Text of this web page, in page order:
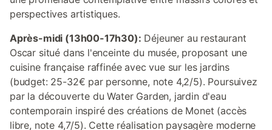
perspectives artistiques.
Après-midi (13h00-17h30): Déjeuner au restaurant
Oscar situé dans l'enceinte du musée, proposant une
cuisine française raffinée avec vue sur les jardins
(budget: 25-32€ par personne, note 4,2/5). Poursuivez
par la découverte du Water Garden, jardin d'eau
contemporain inspiré des créations de Monet (accès
libre, note 4,7/5). Cette réalisation paysagère moderne